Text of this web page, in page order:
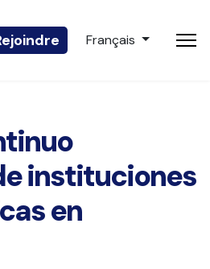
Sélectionnez votre
Français
instituciones
en